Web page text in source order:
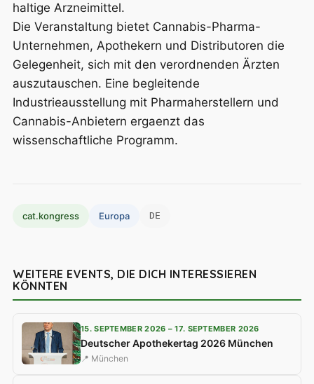
haltige Arzneimittel.
Die Veranstaltung bietet Cannabis-Pharma-
Unternehmen, Apothekern und Distributoren die
Gelegenheit, sich mit den verordnenden Ärzten
auszutauschen. Eine begleitende
Industrieausstellung mit Pharmaherstellern und
Cannabis-Anbietern ergaenzt das
wissenschaftliche Programm.
cat.kongress Europa DE
WEITERE EVENTS, DIE DICH INTERESSIEREN
KÖNNTEN
15. SEPTEMBER 2026 – 17. SEPTEMBER 2026
Deutscher Apothekertag 2026 München
📍 München